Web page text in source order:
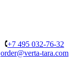
+7 495 032-76-32
order@verta-tara.com